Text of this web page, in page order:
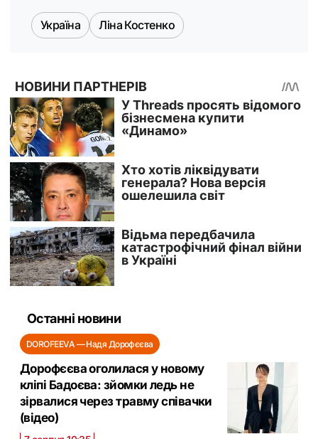
Україна Ліна Костенко
Останні новини
DOROFEEVA — Надя Дорофєєва
Дорофєєва оголилася у новому
кліпі Бадоєва: зйомки ледь не
зірвалися через травму співачки
(відео)